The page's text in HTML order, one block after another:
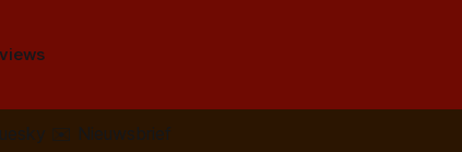
✉️ Nieuwsbrief